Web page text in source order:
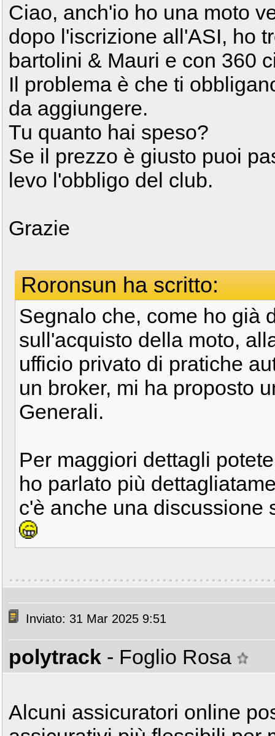
Ciao, anch'io ho una moto
dopo l'iscrizione all'ASI, ho
bartolini & Mauri e con 360
Il problema è che ti
da aggiungere.
Tu quanto hai speso?
Se il prezzo è giusto puoi
levo l'obbligo del club.
Grazie
Roronsun ha scritto:
Segnalo che, come ho già
sull'acquisto della moto,
ufficio privato di pratiche
un broker, mi ha proposto
Generali.
Per maggiori dettagli
ho parlato più
c'è anche una discussione
Inviato: 31 Mar 2025 9:51
polytrack - Foglio Rosa
Alcuni assicuratori online